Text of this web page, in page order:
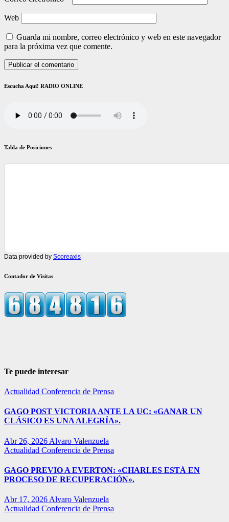
Web
Guarda mi nombre, correo electrónico y web en este navegador
para la próxima vez que comente.
Escucha Aquí! RADIO ONLINE
Tabla de Posiciones
Data provided by Scoreaxis
Contador de Visitas
Te puede interesar
Actualidad Conferencia de Prensa
GAGO POST VICTORIA ANTE LA UC: «GANAR UN
CLÁSICO ES UNA ALEGRÍA».
Abr 26, 2026 Alvaro Valenzuela
Actualidad Conferencia de Prensa
GAGO PREVIO A EVERTON: «CHARLES ESTÁ EN
PROCESO DE RECUPERACIÓN».
Abr 17, 2026 Alvaro Valenzuela
Actualidad Conferencia de Prensa